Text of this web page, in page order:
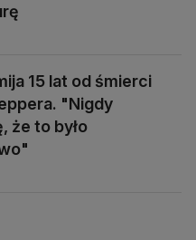
15 lat od śmierci
"Nigdy
że to było